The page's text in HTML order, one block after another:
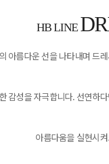
HB LINE
아름다운 선을 나타내며 드
감성을 자극합니다. 선연하
아름다움을 실현시